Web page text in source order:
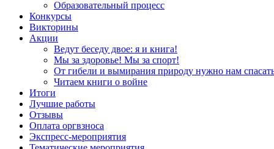
Образовательный процесс
Конкурсы
Викторины
Акции
Ведут беседу двое: я и книга!
Мы за здоровье! Мы за спорт!
От гибели и вымирания природу нужно нам
Читаем книги о войне
Итоги
Лучшие работы
Отзывы
Оплата оргвзноса
Экспресс-мероприятия